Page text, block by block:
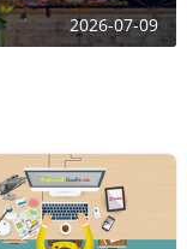
2026-07-09